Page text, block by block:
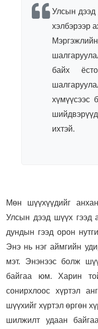
Улсын дээд
хэлбэрээр
байх
хүмүүсээс
ихтэй.
Мөн шүүхүүдийг
Улсын дээд шүүх гээд
дундын гээд орон
Энэ нь нэг аймгийн
мэт. Энэнээс болж
байгаа юм. Харин
сонирхлоос хүртэл
шүүхийг хүртэл өргөн
шилжилт удаан